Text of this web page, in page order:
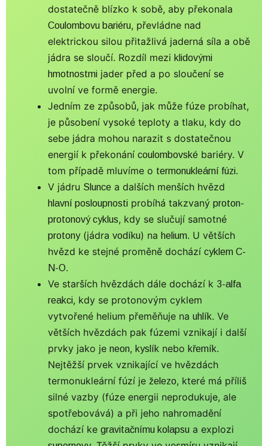
dostatečně blízko k sobě, aby překonala
Coulombovu bariéru, převládne nad
elektrickou silou přitažlivá jaderná síla a obě
jádra se sloučí. Rozdíl mezi klidovými
hmotnostmijader před a po sloučení se
uvolní ve formě energie.
Jedním ze způsobů, jak může fúze probíhat,
je působení vysoké teploty a tlaku, kdy do
sebe jádra mohou narazit s dostatečnou
energií k překonání coulombovskébariéry. V
tom případě mluvíme o termonukleární fúzi.
V jádru Sluncea dalších menších hvězd
hlavní posloupnostiprobíhá takzvaný proton-
protonový cyklus, kdy se slučují samotné
protony(jádra vodíku) na helium. U větších
hvězd ke stejné proměně dochází cyklem C-
N-O.
Ve starších hvězdách dále dochází k 3-alfa
reakci, kdy se protonovým cyklem
vytvořené helium přeměňuje na uhlík. Ve
větších hvězdách pak fúzemi vznikají i další
prvky jako je neon, kyslíknebo křemík.
Nejtěžší prvek vznikající ve hvězdách
termonukleární fúzí je železo, které má příliš
silné vazby (fúze energii neprodukuje, ale
spotřebovává) a při jeho nahromadění
dochází ke gravitačnímu kolapsua explozi